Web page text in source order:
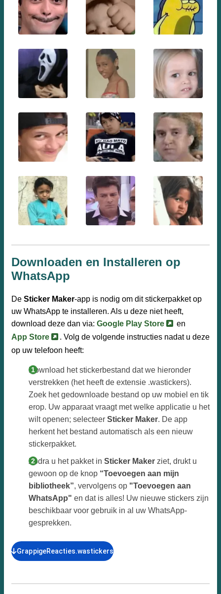
Downloaden en Installeren op
WhatsApp
De Sticker Maker-app is nodig om dit stickerpakket op
uw WhatsApp te installeren. Als u deze niet heeft,
download deze dan via: Google Play Store
en
App Store
. Volg de volgende instructies nadat u deze
op uw telefoon heeft:
Download het stickerbestand dat we hieronder
verstrekken (het heeft de extensie .wastickers).
Zoek het gedownloade bestand op uw mobiel en tik
erop. Uw apparaat vraagt met welke applicatie u het
wilt openen; selecteer Sticker Maker. De app
herkent het bestand automatisch als een nieuw
stickerpakket.
Zodra u het pakket in Sticker Maker ziet, drukt u
gewoon op de knop “Toevoegen aan mijn
bibliotheek”, vervolgens op "Toevoegen aan
WhatsApp" en dat is alles! Uw nieuwe stickers zijn
beschikbaar voor gebruik in al uw WhatsApp-
gesprekken.
GrappigeReacties.wastickers